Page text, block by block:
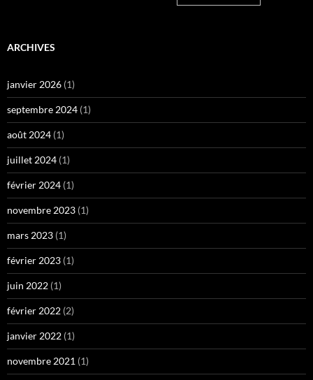
ARCHIVES
janvier 2026 (1)
septembre 2024 (1)
août 2024 (1)
juillet 2024 (1)
février 2024 (1)
novembre 2023 (1)
mars 2023 (1)
février 2023 (1)
juin 2022 (1)
février 2022 (2)
janvier 2022 (1)
novembre 2021 (1)